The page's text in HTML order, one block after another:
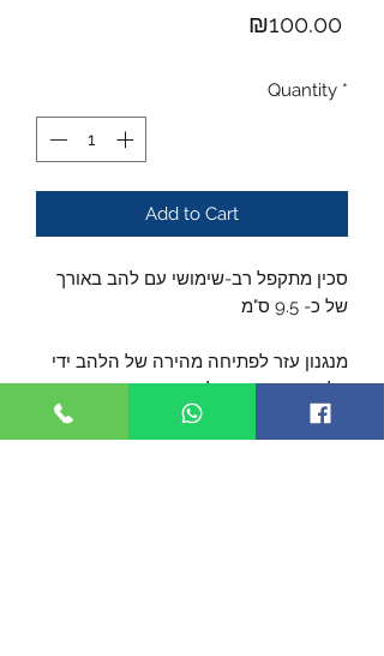
₪100.00Price
Quantity *
Add to Cart
סכין מתקפל רב-שימושי עם להב באורך
של כ- 9.5 ס"מ
מנגנון עזר לפתיחה מהירה של הלהב ידי
פליפר או תותבי הלהב משני הצדדים.
ידית פולימרית משולבת עם מיתר ניילון,